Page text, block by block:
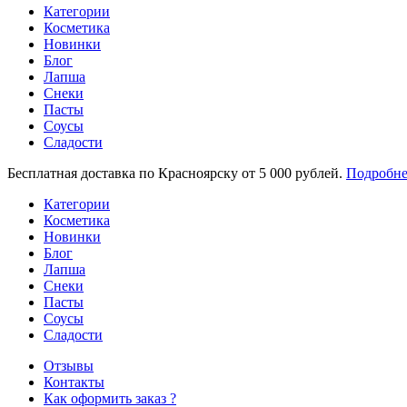
Категории
Косметика
Новинки
Блог
Лапша
Снеки
Пасты
Соусы
Сладости
Бесплатная доставка по Красноярску от 5 000 рублей.
Категории
Косметика
Новинки
Блог
Лапша
Снеки
Пасты
Соусы
Сладости
Отзывы
Контакты
Как оформить заказ ?